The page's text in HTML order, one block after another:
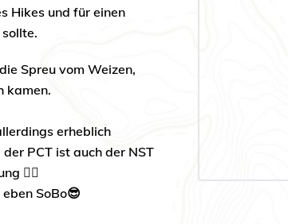
Hikes und für einen
Spreu vom Weizen,
kamen.
erheblich
der PCT ist auch der NST
👍🏼
SoBo😎